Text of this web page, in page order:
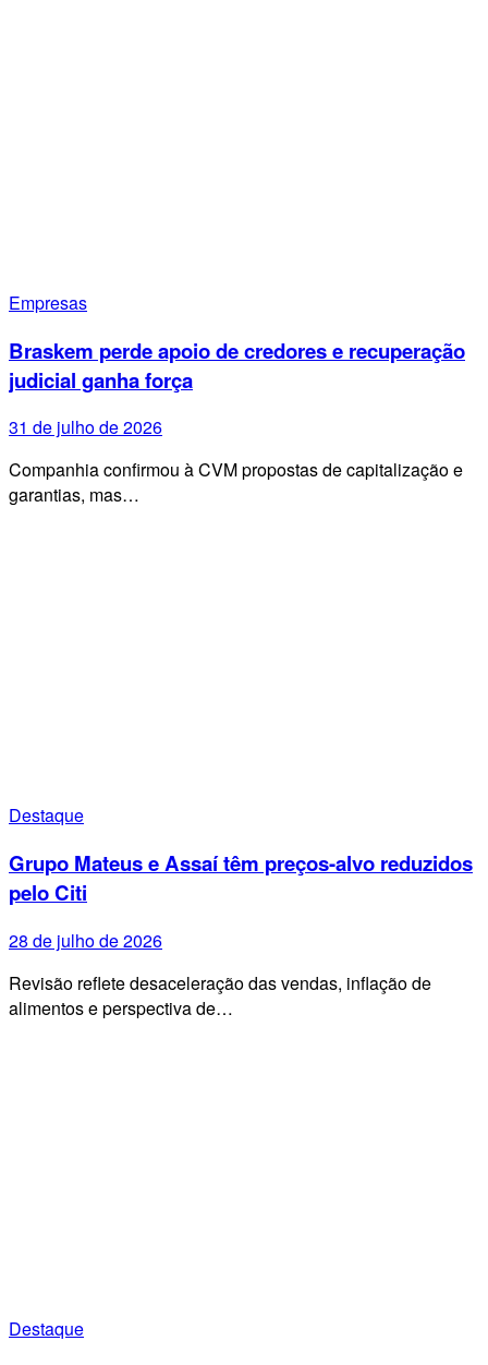
Empresas
Braskem perde apoio de credores e recuperação
judicial ganha força
31 de julho de 2026
Companhia confirmou à CVM propostas de capitalização e
garantias, mas…
Destaque
Grupo Mateus e Assaí têm preços-alvo reduzidos
pelo Citi
28 de julho de 2026
Revisão reflete desaceleração das vendas, inflação de
alimentos e perspectiva de…
Destaque